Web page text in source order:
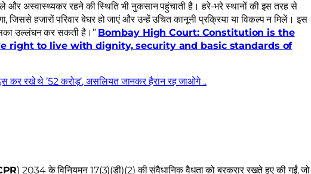
और अस्वास्थ्यकर रहने की स्थिति भी नुकसान पहुंचाती है। हरे-भरे स्थानों की इस तरह से
जिससे हजारों परिवार बेघर हो जाएं और उन्हें उचित कानूनी प्रक्रिया या विकल्प न मिलें। इस
उल्लंघन कर सकती है।” Bombay High Court: Constitution is the
right to live with dignity, security and basic standards of
कर रखे थे ’52 करोड़’, असलियत जानकर हैरान रह जाओगे ..
) 2034 के विनियमन 17(3)(डी)(2) की संवैधानिक वैधता को बरकरार रखते हुए की गईं, जो